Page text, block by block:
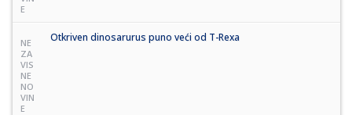
E
NE
ZA
VIS
NE
NO
VIN
E
Otkriven dinosarurus puno veći od T-Rexa